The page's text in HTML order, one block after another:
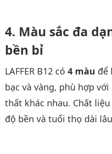
Màu sắc đa
bền bỉ
LAFFER B12 có 4 màu để
bạc và vàng, phù hợp
thất khác nhau. Chất
độ bền và tuổi thọ dài